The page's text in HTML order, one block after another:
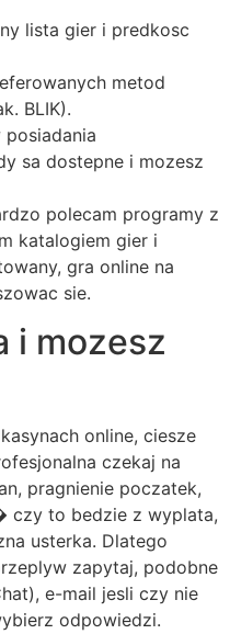
lista gier i predkosc
metod
BLIK).
sa dostepne i mozesz
polecam programy z
katalogiem gier i
gra online na
sie.
i mozesz
online, ciesze
czekaj na
pragnienie poczatek,
czy to bedzie z wyplata,
usterka. Dlatego
zapytaj, podobne
e-mail jesli czy nie
odpowiedzi.